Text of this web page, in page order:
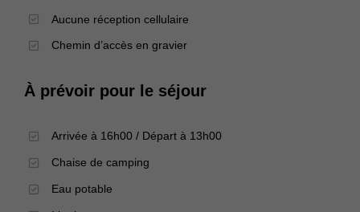
Aucune réception cellulaire
Chemin d’accès en gravier
À prévoir pour le séjour
Arrivée à 16h00 / Départ à 13h00
Chaise de camping
Eau potable